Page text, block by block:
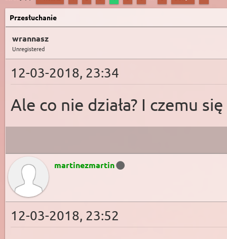
Przesłuchanie
wrannasz
Unregistered
12-03-2018, 23:34
Ale co nie działa? I czemu
martinezmartin
12-03-2018, 23:52